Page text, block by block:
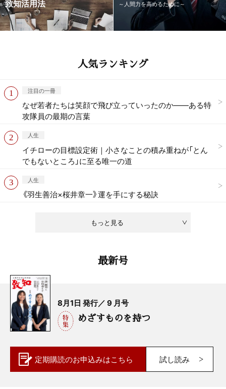
致知活用法
～人間力を高めるために～
人気ランキング
もっと見る
注目の一冊
なぜ若者たちは笑顔で飛び立っていったのか——ある特
攻隊員の最期の言葉
人生
イチローの目標設定術｜小さなことの積み重ねが「とん
でもないところ」に至る唯一の道
人生
《羽生善治×桜井章一》運を手にする秘訣
最新号
8月1日 発行／ 9 月号
めざすものを持つ
定期購読のお申込みはこちら 試し読み